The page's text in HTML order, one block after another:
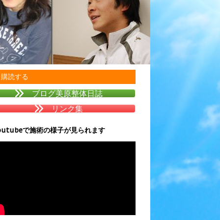
読する
ブログ美原整体日誌
リンク集
で施術の様子が見られます